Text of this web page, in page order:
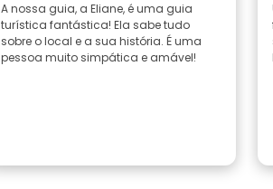
A nossa guia, a Eliane, é uma guia
turística fantástica! Ela sabe tudo
sobre o local e a sua história. É uma
pessoa muito simpática e amável!